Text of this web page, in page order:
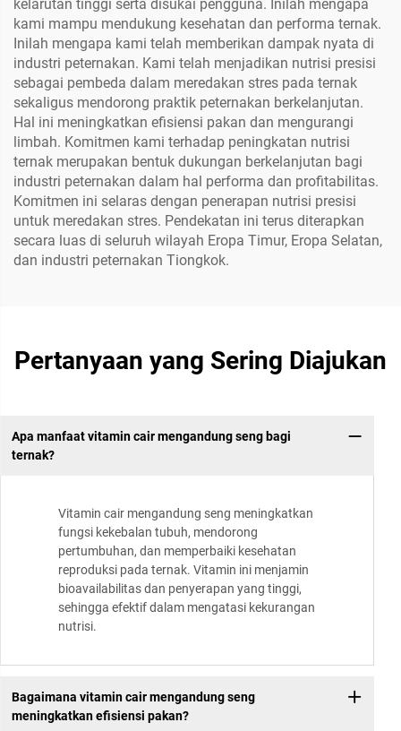
kelarutan tinggi serta disukai pengguna. Inilah mengapa
kami mampu mendukung kesehatan dan performa ternak.
Inilah mengapa kami telah memberikan dampak nyata di
industri peternakan. Kami telah menjadikan nutrisi presisi
sebagai pembeda dalam meredakan stres pada ternak
sekaligus mendorong praktik peternakan berkelanjutan.
Hal ini meningkatkan efisiensi pakan dan mengurangi
limbah. Komitmen kami terhadap peningkatan nutrisi
ternak merupakan bentuk dukungan berkelanjutan bagi
industri peternakan dalam hal performa dan profitabilitas.
Komitmen ini selaras dengan penerapan nutrisi presisi
untuk meredakan stres. Pendekatan ini terus diterapkan
secara luas di seluruh wilayah Eropa Timur, Eropa Selatan,
dan industri peternakan Tiongkok.
Pertanyaan yang Sering Diajukan
Apa manfaat vitamin cair mengandung seng bagi
ternak?
Vitamin cair mengandung seng meningkatkan
fungsi kekebalan tubuh, mendorong
pertumbuhan, dan memperbaiki kesehatan
reproduksi pada ternak. Vitamin ini menjamin
bioavailabilitas dan penyerapan yang tinggi,
sehingga efektif dalam mengatasi kekurangan
nutrisi.
Bagaimana vitamin cair mengandung seng
meningkatkan efisiensi pakan?